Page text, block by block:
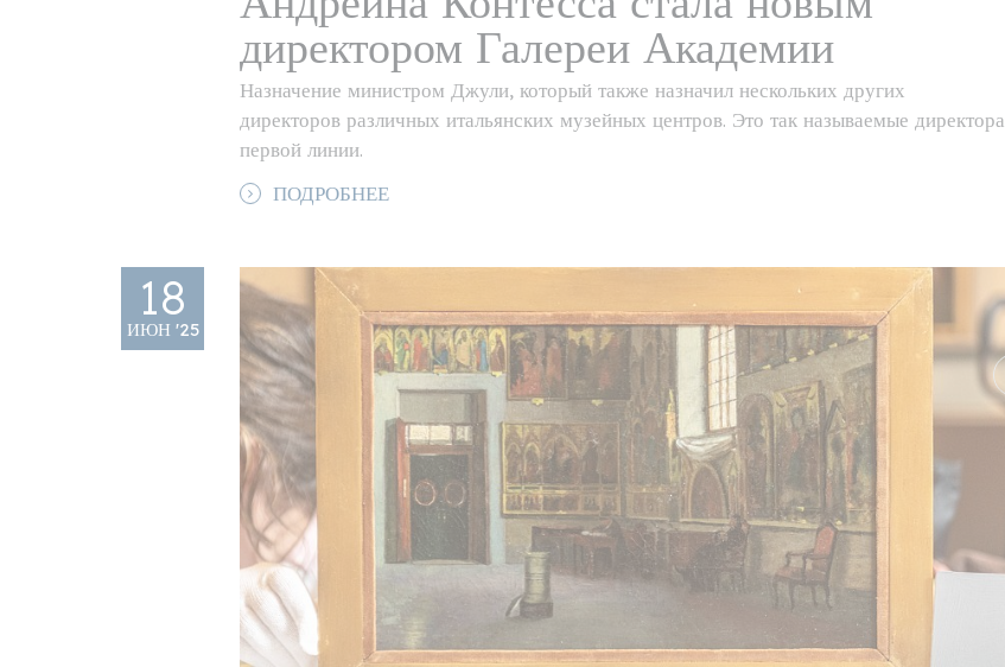
директором Галереи Академии
Назначение министром Джули, который также назначил нескольких других
директоров различных итальянских музейных центров. Это так называемые директора
первой линии.
ПОДРОБНЕЕ
18
ИЮН '25